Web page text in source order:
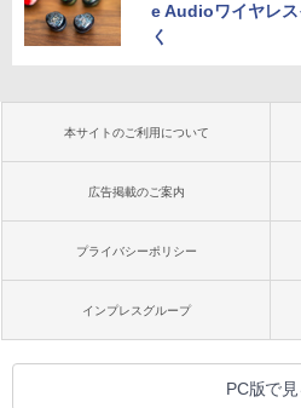
e Audioワイヤレ
く
本サイトのご利用について
広告掲載のご案内
プライバシーポリシー
インプレスグループ
PC版で見